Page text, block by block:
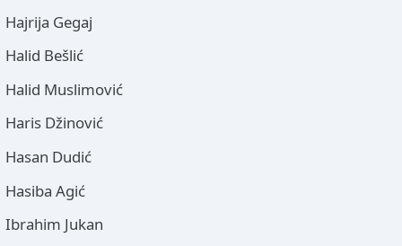
Hajrija Gegaj
Halid Bešlić
Halid Muslimović
Haris Džinović
Hasan Dudić
Hasiba Agić
Ibrahim Jukan